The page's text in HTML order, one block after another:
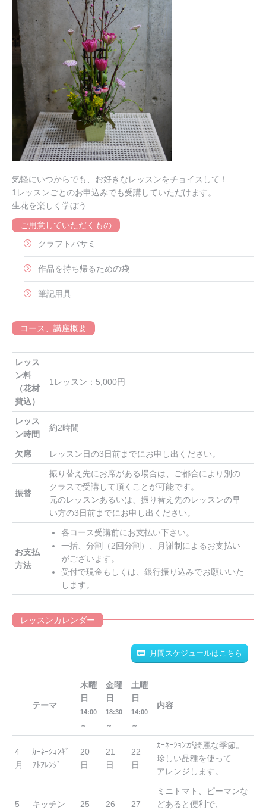
気軽にいつからでも、お好きなレッスンをチョイスして！
1レッスンごとのお申込みでも受講していただけます。
生花を楽しく学ぼう
ご用意していただくもの
クラフトバサミ
作品を持ち帰るための袋
筆記用具
コース、講座概要
レッス
ン料
（花材
費込）
1レッスン：5,000円
レッス
ン時間
約2時間
欠席 レッスン日の3日前までにお申し出ください。
振替
振り替え先にお席がある場合は、ご都合により別の
クラスで受講して頂くことが可能です。
元のレッスンあるいは、振り替え先のレッスンの早
い方の3日前までにお申し出ください。
お支払
方法
各コース受講前にお支払い下さい。
一括、分割（2回分割）、月謝制によるお支払い
がございます。
受付で現金もしくは、銀行振り込みでお願いいた
します。
レッスンカレンダー
月間スケジュールはこちら
テーマ
木曜
日
14:00
～
金曜
日
18:30
～
土曜
日
14:00
～
内容
4
月
ｶｰﾈｰｼｮﾝｷﾞ
ﾌﾄｱﾚﾝｼﾞ
20
日
21
日
22
日
ｶｰﾈｰｼｮﾝが綺麗な季節。
珍しい品種を使って
アレンジします。
5
キッチン
25
26
27
ミニトマト、ピーマンな
どあると便利で、